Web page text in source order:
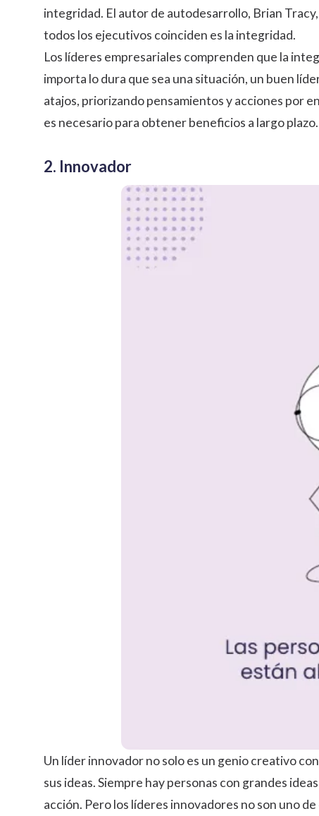
integridad. El autor de autodesarrollo, Brian
todos los ejecutivos coinciden es la integridad.
Los líderes empresariales comprenden que la
importa lo dura que sea una situación, un buen
atajos, priorizando pensamientos y acciones por
es necesario para obtener beneficios a largo plazo.
2. Innovador
Un líder innovador no solo es un genio creativo
sus ideas. Siempre hay personas con grandes
acción. Pero los líderes innovadores no son uno de